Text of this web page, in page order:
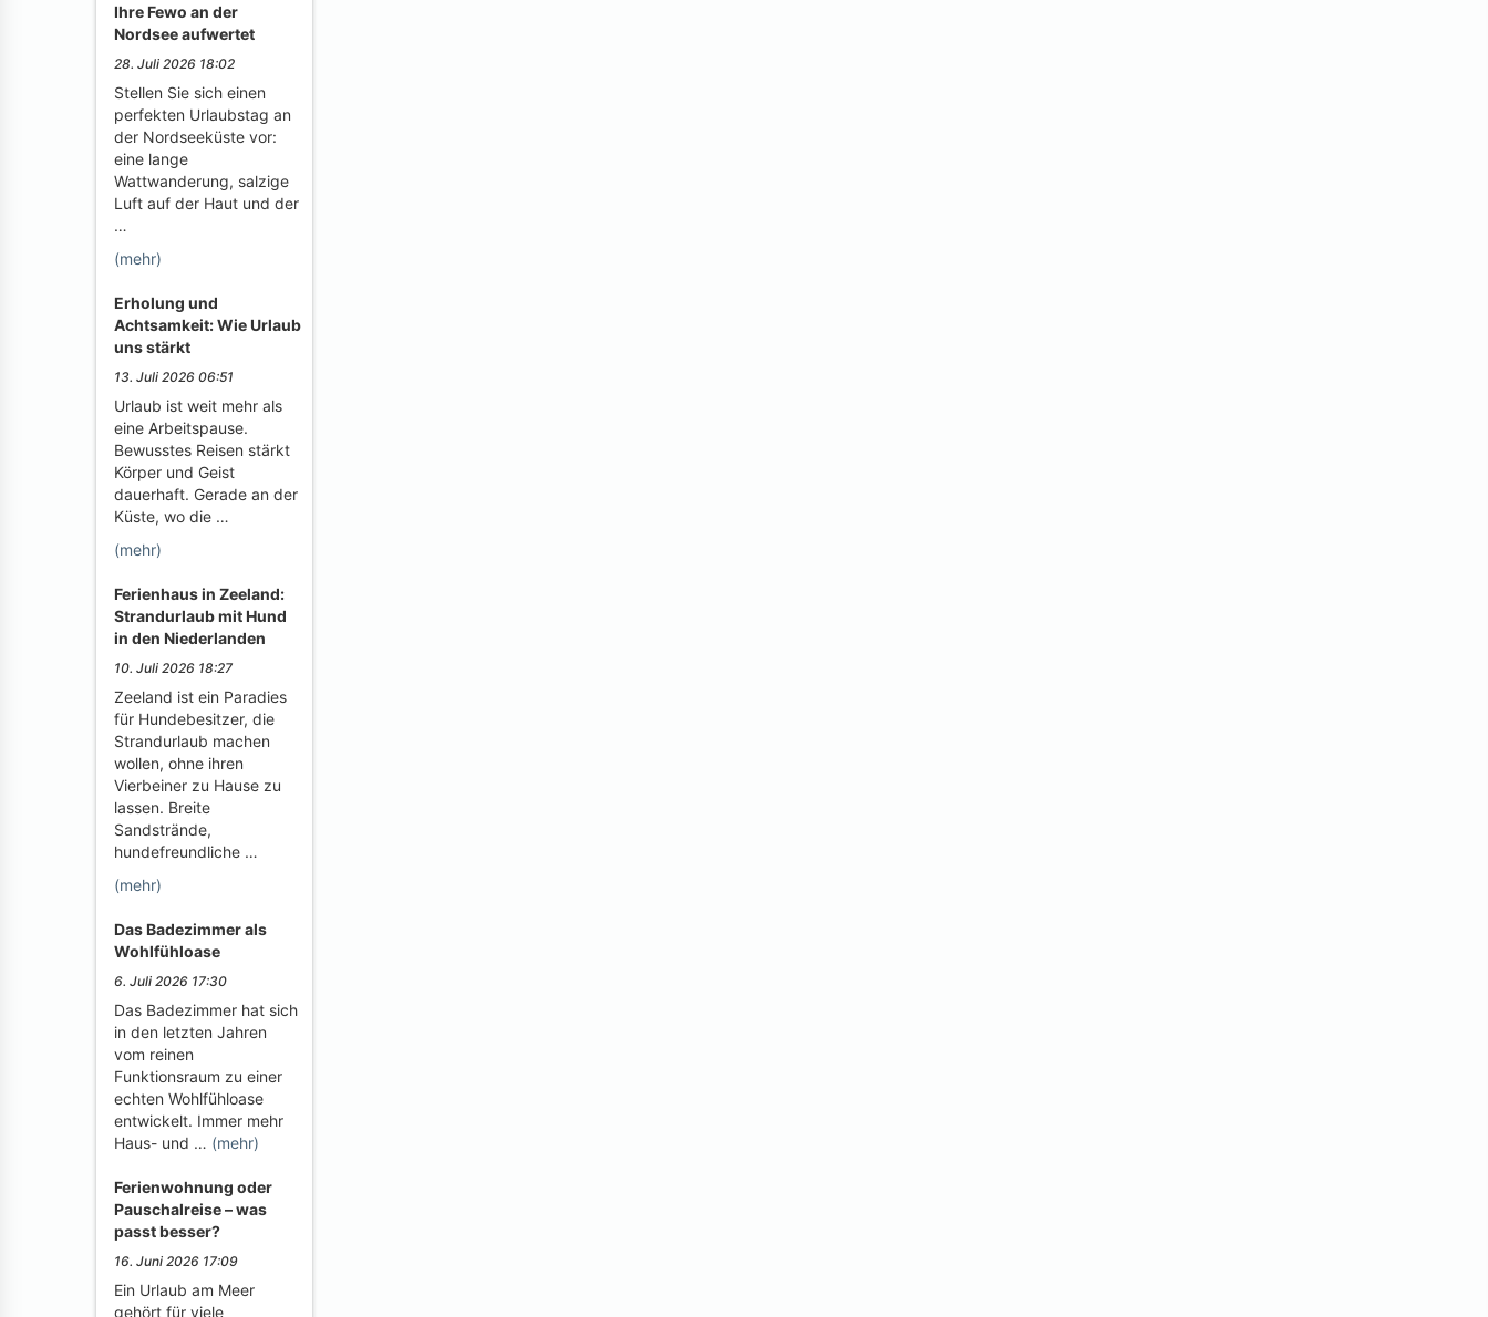
Ihre Fewo an der
Nordsee aufwertet
28. Juli 2026 18:02
Stellen Sie sich einen
perfekten Urlaubstag an
der Nordseeküste vor:
eine lange
Wattwanderung, salzige
Luft auf der Haut und der
…
(mehr)
Erholung und
Achtsamkeit: Wie Urlaub
uns stärkt
13. Juli 2026 06:51
Urlaub ist weit mehr als
eine Arbeitspause.
Bewusstes Reisen stärkt
Körper und Geist
dauerhaft. Gerade an der
Küste, wo die …
(mehr)
Ferienhaus in Zeeland:
Strandurlaub mit Hund
in den Niederlanden
10. Juli 2026 18:27
Zeeland ist ein Paradies
für Hundebesitzer, die
Strandurlaub machen
wollen, ohne ihren
Vierbeiner zu Hause zu
lassen. Breite
Sandstrände,
hundefreundliche …
(mehr)
Das Badezimmer als
Wohlfühloase
6. Juli 2026 17:30
Das Badezimmer hat sich
in den letzten Jahren
vom reinen
Funktionsraum zu einer
echten Wohlfühloase
entwickelt. Immer mehr
Haus- und … (mehr)
Ferienwohnung oder
Pauschalreise – was
passt besser?
16. Juni 2026 17:09
Ein Urlaub am Meer
gehört für viele